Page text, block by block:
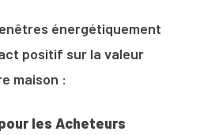
énergétiquement
positif sur la valeur
maison :
les Acheteurs